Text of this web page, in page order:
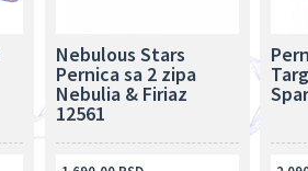
Nebulous Stars
Pernica sa 2 zipa
Nebulia & Firiaz
12561